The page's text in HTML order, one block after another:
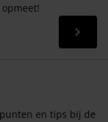
Lees
en tips bij de